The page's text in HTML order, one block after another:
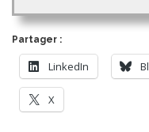
Partager :
LinkedIn
X